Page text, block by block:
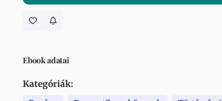
Ebook adatai
Kategóriák: